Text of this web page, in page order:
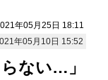
年05月25日 18:11
年05月10日 15:52
ない…」